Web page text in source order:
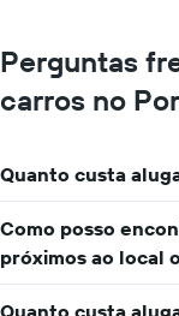
Perguntas
carros no
Quanto custa
Como posso
próximos ao local
Quanto custa